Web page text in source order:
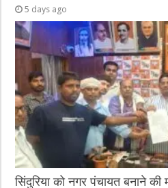
5 days ago
सिंदुरिया को नगर पंचायत बनाने की